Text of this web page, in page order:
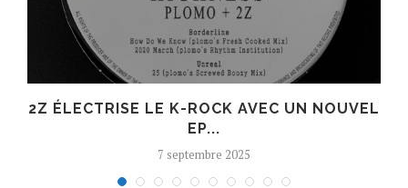
2Z ÉLECTRISE LE K-ROCK AVEC UN NOUVEL
EP...
7 septembre 2025